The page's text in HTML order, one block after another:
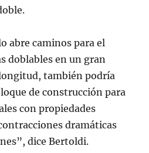
abre caminos para el
doblables en un gran
también podría
de construcción para
con propiedades
dramáticas
dice Bertoldi.